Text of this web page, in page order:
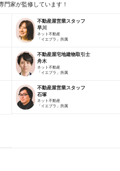
門家が監修しています！
不動産屋営業スタッフ
早川
ネット不動産
「イエプラ」所属
不動産屋宅地建物取引士
舟木
ネット不動産
「イエプラ」所属
不動産屋営業スタッフ
石塚
ネット不動産
「イエプラ」所属